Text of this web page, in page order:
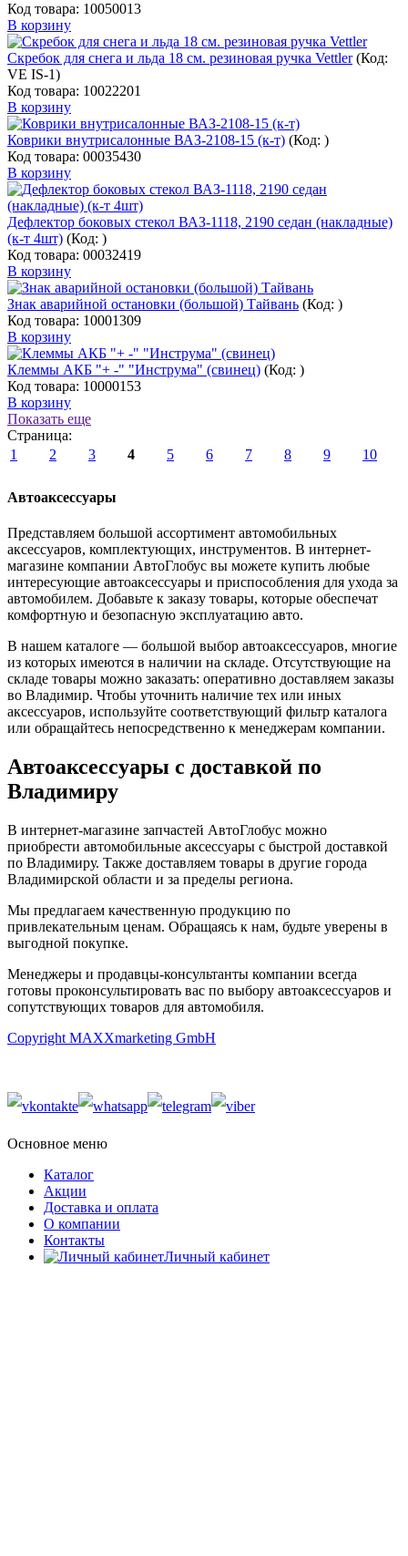
Код товара: 10050013
В корзину
Скребок для снега и льда 18 см. резиновая ручка Vettler (Код:
VE IS-1)
Код товара: 10022201
В корзину
Коврики внутрисалонные ВАЗ-2108-15 (к-т) (Код: )
Код товара: 00035430
В корзину
Дефлектор боковых стекол ВАЗ-1118, 2190 седан (накладные)
(к-т 4шт) (Код: )
Код товара: 00032419
В корзину
Знак аварийной остановки (большой) Тайвань (Код: )
Код товара: 10001309
В корзину
Клеммы АКБ "+ -" "Инструма" (свинец) (Код: )
Код товара: 10000153
В корзину
Показать еще
Страница:
1
2 3 4 5 6 7 8 9 10
Автоаксессуары
Представляем большой ассортимент автомобильных
аксессуаров, комплектующих, инструментов. В интернет-
магазине компании АвтоГлобус вы можете купить любые
интересующие автоаксессуары и приспособления для ухода за
автомобилем. Добавьте к заказу товары, которые обеспечат
комфортную и безопасную эксплуатацию авто.
В нашем каталоге — большой выбор автоаксессуаров, многие
из которых имеются в наличии на складе. Отсутствующие на
складе товары можно заказать: оперативно доставляем заказы
во Владимир. Чтобы уточнить наличие тех или иных
аксессуаров, используйте соответствующий фильтр каталога
или обращайтесь непосредственно к менеджерам компании.
Автоаксессуары с доставкой по
Владимиру
В интернет-магазине запчастей АвтоГлобус можно
приобрести автомобильные аксессуары с быстрой доставкой
по Владимиру. Также доставляем товары в другие города
Владимирской области и за пределы региона.
Мы предлагаем качественную продукцию по
привлекательным ценам. Обращаясь к нам, будьте уверены в
выгодной покупке.
Менеджеры и продавцы-консультанты компании всегда
готовы проконсультировать вас по выбору автоаксессуаров и
сопутствующих товаров для автомобиля.
Copyright MAXXmarketing GmbH
Основное меню
Каталог
Акции
Доставка и оплата
О компании
Контакты
Личный кабинет